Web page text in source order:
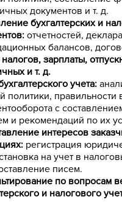
документов и т. д.
бухгалтерских и
отчетностей,
балансов,
налогов, зарплаты,
и т. д.
учета:
политики, правильности
с
и рекомендаций по их
интересов
регистрация
на учет в
писем.
по вопросам
и налогового